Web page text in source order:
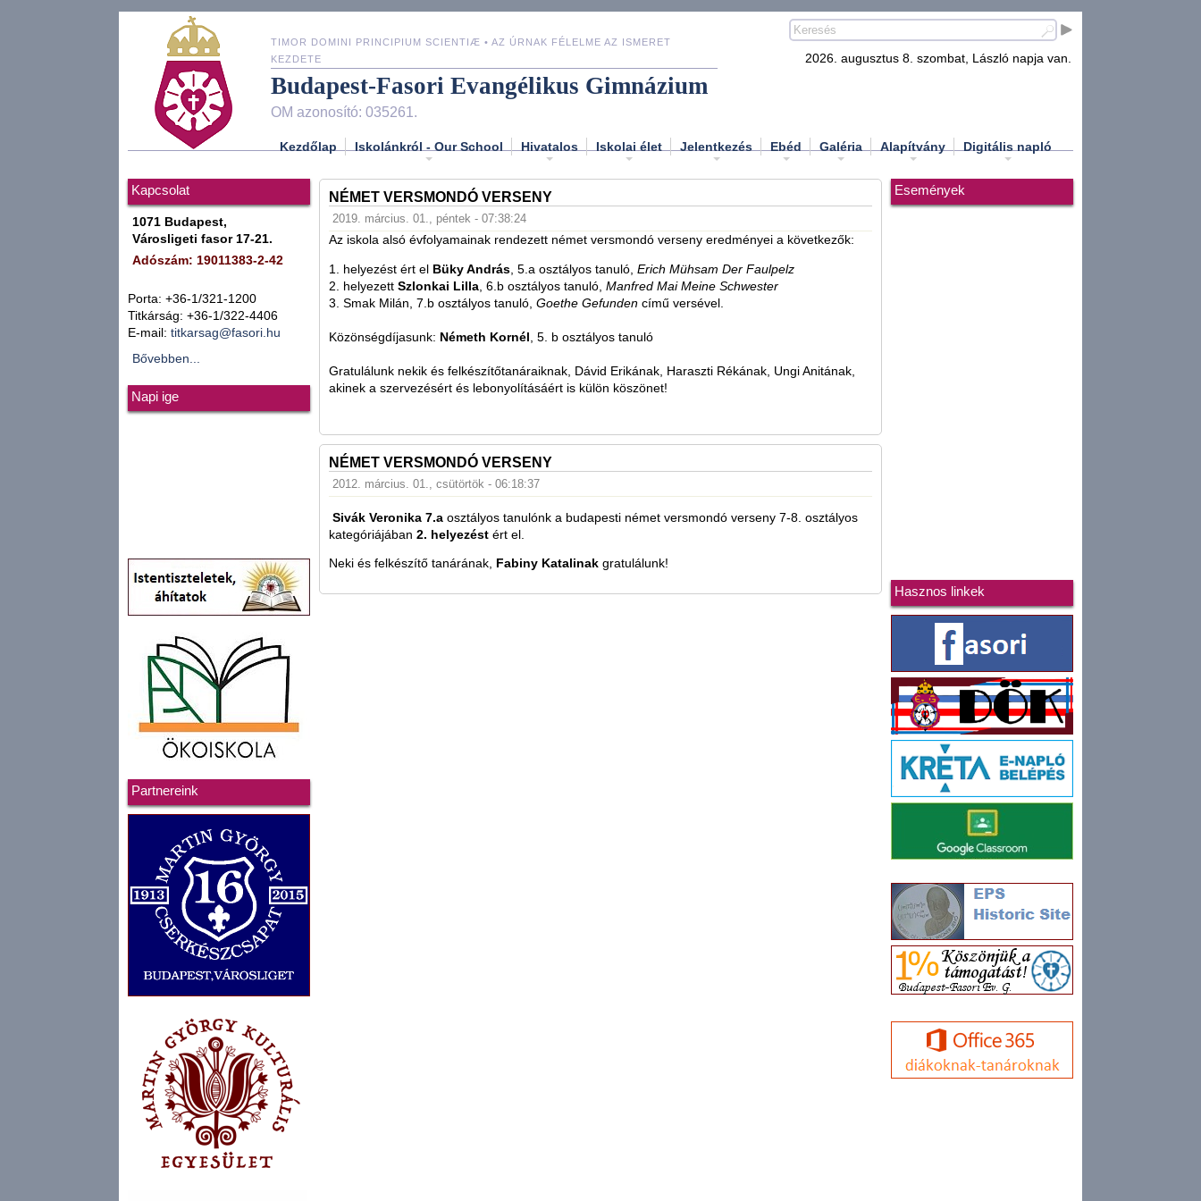
TIMOR DOMINI PRINCIPIUM SCIENTIÆ • AZ ÚRNAK FÉLELME AZ ISMERET
KEZDETE
Budapest-Fasori Evangélikus Gimnázium
OM azonosító: 035261.
2026. augusztus 8. szombat, László napja van.
Kezdőlap Iskolánkról - Our School Hivatalos Iskolai élet Jelentkezés Ebéd Galéria Alapítvány Digitális napló
Kapcsolat
1071 Budapest,
Városligeti fasor 17-21.
Adószám: 19011383-2-42
Porta: +36-1/321-1200
Titkárság: +36-1/322-4406
E-mail: titkarsag@fasori.hu
Bővebben...
Napi ige
Partnereink
NÉMET VERSMONDÓ VERSENY
2019. március. 01., péntek - 07:38:24
Az iskola alsó évfolyamainak rendezett német versmondó verseny eredményei a következők:
1. helyezést ért el Büky András , 5.a osztályos tanuló, Erich Mühsam Der Faulpelz
2. helyezett Szlonkai Lilla , 6.b osztályos tanuló, Manfred Mai Meine Schwester
3. Smak Milán, 7.b osztályos tanuló, Goethe Gefunden című versével.
Közönségdíjasunk: Németh Kornél , 5. b osztályos tanuló
Gratulálunk nekik és felkészítőtanáraiknak, Dávid Erikának, Haraszti Rékának, Ungi Anitának,
akinek a szervezésért és lebonyolításáért is külön köszönet!
NÉMET VERSMONDÓ VERSENY
2012. március. 01., csütörtök - 06:18:37
Sivák Veronika 7.a osztályos tanulónk a budapesti német versmondó verseny 7-8. osztályos
kategóriájában 2. helyezést ért el.
Neki és felkészítő tanárának, Fabiny Katalinak gratulálunk!
Események
Hasznos linkek